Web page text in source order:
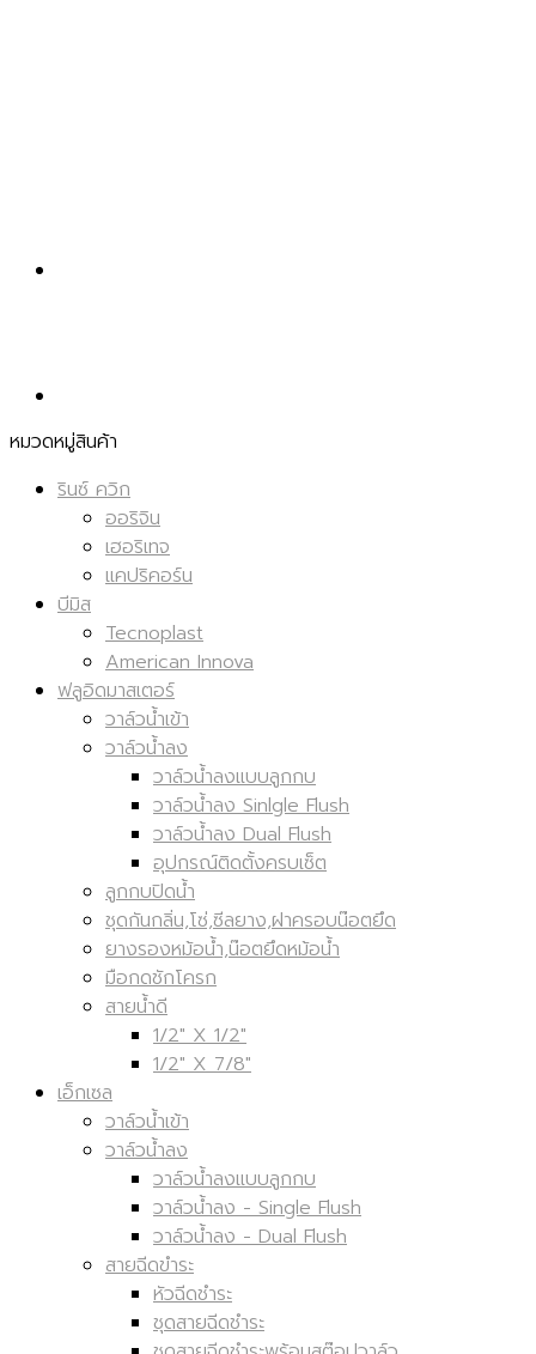
หมวดหมู่สินค้า
รินซ์ ควิก
ออริจิน
เฮอริเทจ
แคปริคอร์น
บีมิส
Tecnoplast
American Innova
ฟลูอิดมาสเตอร์
วาล์วน้ำเข้า
วาล์วน้ำลง
วาล์วน้ำลงแบบลูกกบ
วาล์วน้ำลง Sinlgle Flush
วาล์วน้ำลง Dual Flush
อุปกรณ์ติดตั้งครบเซ็ต
ลูกกบปิดน้ำ
ชุดกันกลิ่น,โซ่,ซีลยาง,ฝาครอบน๊อตยึด
ยางรองหม้อน้ำ,น๊อตยึดหม้อน้ำ
มือกดชักโครก
สายน้ำดี
1/2" X 1/2"
1/2" X 7/8"
เอ็กเซล
วาล์วน้ำเข้า
วาล์วน้ำลง
วาล์วน้ำลงแบบลูกกบ
วาล์วน้ำลง - Single Flush
วาล์วน้ำลง - Dual Flush
สายฉีดขำระ
หัวฉีดชำระ
ชุดสายฉีดชำระ